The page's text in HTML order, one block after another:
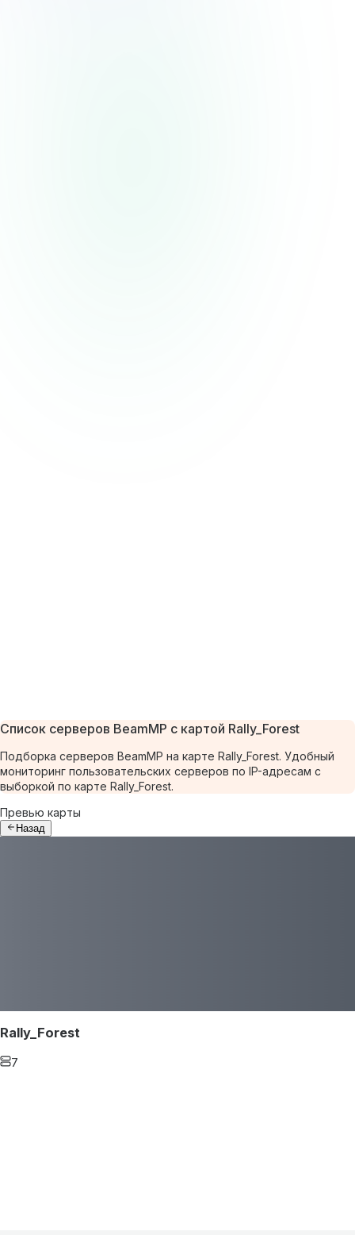
Список серверов BeamMP с картой Rally_Forest
Подборка серверов BeamMP на карте Rally_Forest. Удобный
мониторинг пользовательских серверов по IP-адресам с
выборкой по карте Rally_Forest.
Превью карты
Назад
Rally_Forest
7